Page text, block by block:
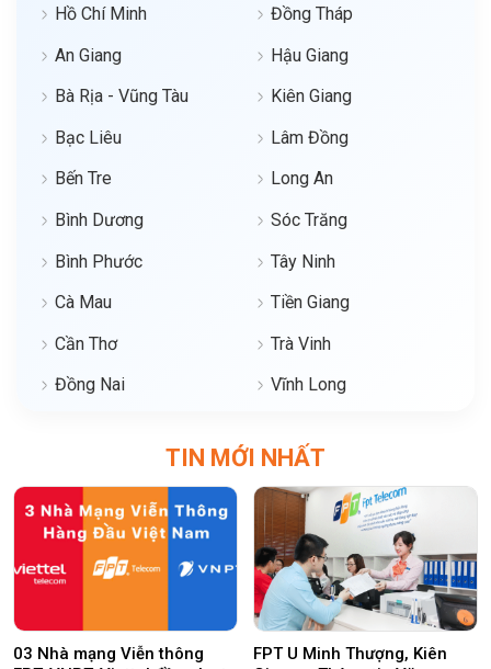
Hồ Chí Minh
An Giang
Bà Rịa - Vũng Tàu
Bạc Liêu
Bến Tre
Bình Dương
Bình Phước
Cà Mau
Cần Thơ
Đồng Nai
Đồng Tháp
Hậu Giang
Kiên Giang
Lâm Đồng
Long An
Sóc Trăng
Tây Ninh
Tiền Giang
Trà Vinh
Vĩnh Long
TIN MỚI NHẤT
03 Nhà mạng Viễn thông
FPT U Minh Thượng, Kiên